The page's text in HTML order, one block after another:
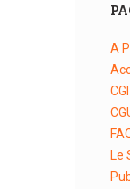
A
Le